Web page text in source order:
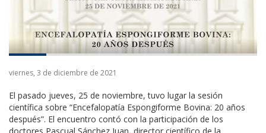
viernes, 3 de diciembre de 2021
El pasado jueves, 25 de noviembre, tuvo lugar la sesión
científica sobre “Encefalopatía Espongiforme Bovina: 20 años
después”. El encuentro contó con la participación de los